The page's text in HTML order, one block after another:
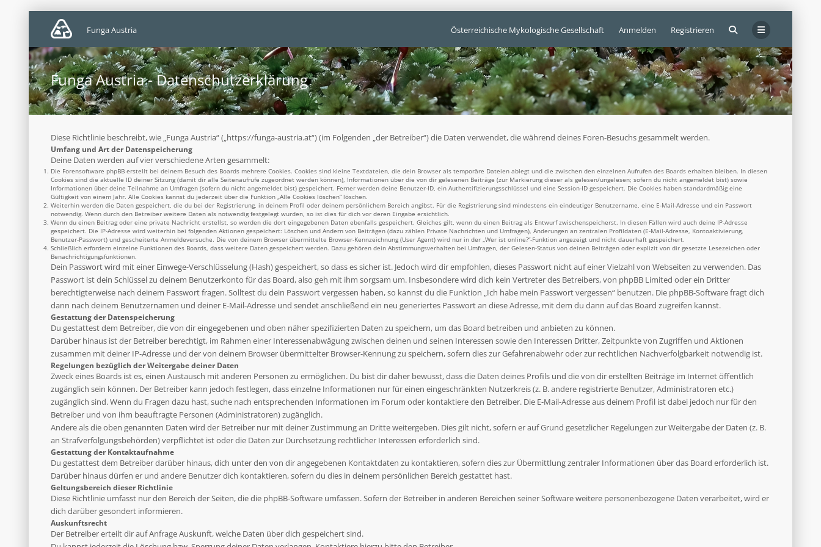
Österreichische Mykologische Gesellschaft Anmelden Registrieren
Funga Austria
Funga Austria - Datenschutzerklärung
Diese Richtlinie beschreibt, wie „Funga Austria“ („https://funga-austria.at“) (im Folgenden „der Betreiber“) die Daten verwendet, die während deines Foren-Besuchs gesammelt werden.
Umfang und Art der Datenspeicherung
Deine Daten werden auf vier verschiedene Arten gesammelt:
Die Forensoftware phpBB erstellt bei deinem Besuch des Boards mehrere Cookies. Cookies sind kleine Textdateien, die dein Browser als temporäre Dateien ablegt und die zwischen den einzelnen Aufrufen des Boards erhalten bleiben. In diesen
Cookies sind die aktuelle ID deiner Sitzung (damit dir alle Seitenaufrufe zugeordnet werden können), Informationen über die von dir gelesenen Beiträge (zur Markierung dieser als gelesen/ungelesen; sofern du nicht angemeldet bist) sowie
Informationen über deine Teilnahme an Umfragen (sofern du nicht angemeldet bist) gespeichert. Ferner werden deine Benutzer-ID, ein Authentifizierungsschlüssel und eine Session-ID gespeichert. Die Cookies haben standardmäßig eine
Gültigkeit von einem Jahr. Alle Cookies kannst du jederzeit über die Funktion „Alle Cookies löschen“ löschen.
Weiterhin werden die Daten gespeichert, die du bei der Registrierung, in deinem Profil oder deinem persönlichem Bereich angibst. Für die Registrierung sind mindestens ein eindeutiger Benutzername, eine E-Mail-Adresse und ein Passwort
notwendig. Wenn durch den Betreiber weitere Daten als notwendig festgelegt wurden, so ist dies für dich vor deren Eingabe ersichtlich.
Wenn du einen Beitrag oder eine private Nachricht erstellst, so werden die dort eingegebenen Daten ebenfalls gespeichert. Gleiches gilt, wenn du einen Beitrag als Entwurf zwischenspeicherst. In diesen Fällen wird auch deine IP-Adresse
gespeichert. Die IP-Adresse wird weiterhin bei folgenden Aktionen gespeichert: Löschen und Ändern von Beiträgen (dazu zählen Private Nachrichten und Umfragen), Änderungen an zentralen Profildaten (E-Mail-Adresse, Kontoaktivierung,
Benutzer-Passwort) und gescheiterte Anmeldeversuche. Die von deinem Browser übermittelte Browser-Kennzeichnung (User Agent) wird nur in der „Wer ist online?“-Funktion angezeigt und nicht dauerhaft gespeichert.
Schließlich erfordern einzelne Funktionen des Boards, dass weitere Daten gespeichert werden. Dazu gehören dein Abstimmungsverhalten bei Umfragen, der Gelesen-Status von deinen Beiträgen oder explizit von dir gesetzte Lesezeichen oder
Benachrichtigungsfunktionen.
Dein Passwort wird mit einer Einwege-Verschlüsselung (Hash) gespeichert, so dass es sicher ist. Jedoch wird dir empfohlen, dieses Passwort nicht auf einer Vielzahl von Webseiten zu verwenden. Das
Passwort ist dein Schlüssel zu deinem Benutzerkonto für das Board, also geh mit ihm sorgsam um. Insbesondere wird dich kein Vertreter des Betreibers, von phpBB Limited oder ein Dritter
berechtigterweise nach deinem Passwort fragen. Solltest du dein Passwort vergessen haben, so kannst du die Funktion „Ich habe mein Passwort vergessen“ benutzen. Die phpBB-Software fragt dich
dann nach deinem Benutzernamen und deiner E-Mail-Adresse und sendet anschließend ein neu generiertes Passwort an diese Adresse, mit dem du dann auf das Board zugreifen kannst.
Gestattung der Datenspeicherung
Du gestattest dem Betreiber, die von dir eingegebenen und oben näher spezifizierten Daten zu speichern, um das Board betreiben und anbieten zu können.
Darüber hinaus ist der Betreiber berechtigt, im Rahmen einer Interessenabwägung zwischen deinen und seinen Interessen sowie den Interessen Dritter, Zeitpunkte von Zugriffen und Aktionen
zusammen mit deiner IP-Adresse und der von deinem Browser übermittelter Browser-Kennung zu speichern, sofern dies zur Gefahrenabwehr oder zur rechtlichen Nachverfolgbarkeit notwendig ist.
Regelungen bezüglich der Weitergabe deiner Daten
Zweck eines Boards ist es, einen Austausch mit anderen Personen zu ermöglichen. Du bist dir daher bewusst, dass die Daten deines Profils und die von dir erstellten Beiträge im Internet öffentlich
zugänglich sein können. Der Betreiber kann jedoch festlegen, dass einzelne Informationen nur für einen eingeschränkten Nutzerkreis (z. B. andere registrierte Benutzer, Administratoren etc.)
zugänglich sind. Wenn du Fragen dazu hast, suche nach entsprechenden Informationen im Forum oder kontaktiere den Betreiber. Die E-Mail-Adresse aus deinem Profil ist dabei jedoch nur für den
Betreiber und von ihm beauftragte Personen (Administratoren) zugänglich.
Andere als die oben genannten Daten wird der Betreiber nur mit deiner Zustimmung an Dritte weitergeben. Dies gilt nicht, sofern er auf Grund gesetzlicher Regelungen zur Weitergabe der Daten (z. B.
an Strafverfolgungsbehörden) verpflichtet ist oder die Daten zur Durchsetzung rechtlicher Interessen erforderlich sind.
Gestattung der Kontaktaufnahme
Du gestattest dem Betreiber darüber hinaus, dich unter den von dir angegebenen Kontaktdaten zu kontaktieren, sofern dies zur Übermittlung zentraler Informationen über das Board erforderlich ist.
Darüber hinaus dürfen er und andere Benutzer dich kontaktieren, sofern du dies in deinem persönlichen Bereich gestattet hast.
Geltungsbereich dieser Richtlinie
Diese Richtlinie umfasst nur den Bereich der Seiten, die die phpBB-Software umfassen. Sofern der Betreiber in anderen Bereichen seiner Software weitere personenbezogene Daten verarbeitet, wird er
dich darüber gesondert informieren.
Auskunftsrecht
Der Betreiber erteilt dir auf Anfrage Auskunft, welche Daten über dich gespeichert sind.